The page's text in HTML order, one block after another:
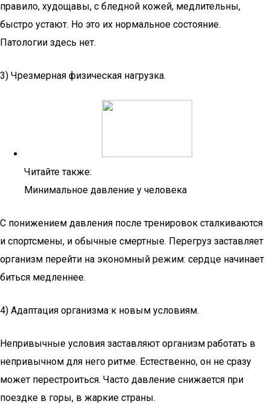
правило, худощавы, с бледной кожей, медлительны,
быстро устают. Но это их нормальное состояние.
Патологии здесь нет.
3) Чрезмерная физическая нагрузка.
Читайте также:
Минимальное давление у человека
С понижением давления после тренировок сталкиваются
и спортсмены, и обычные смертные. Перегруз заставляет
организм перейти на экономный режим: сердце начинает
биться медленнее.
4) Адаптация организма к новым условиям.
Непривычные условия заставляют организм работать в
непривычном для него ритме. Естественно, он не сразу
может перестроиться. Часто давление снижается при
поездке в горы, в жаркие страны.